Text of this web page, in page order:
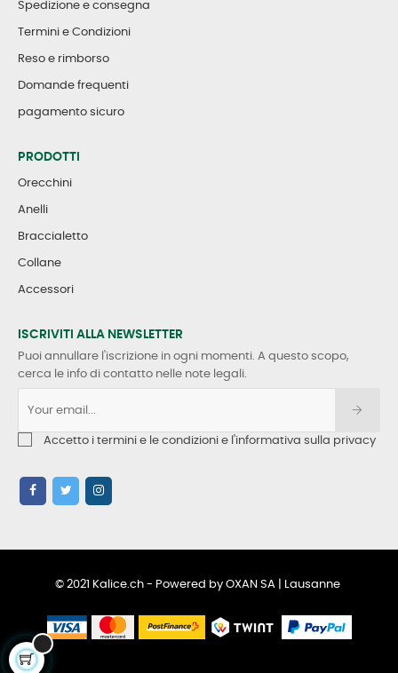
Spedizione e consegna
Termini e Condizioni
Reso e rimborso
Domande frequenti
pagamento sicuro
PRODOTTI
Orecchini
Anelli
Braccialetto
Collane
Accessori
ISCRIVITI ALLA NEWSLETTER
Puoi annullare l'iscrizione in ogni momenti. A questo scopo,
cerca le info di contatto nelle note legali.
Accetto i termini e le condizioni e l'informativa sulla privacy
© 2021 Kalice.ch - Powered by OXAN SA | Lausanne